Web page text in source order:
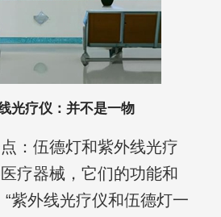
光疗仪：并不是一物
：伍德灯和紫外线光疗
疗器械，它们的功能和
紫外线光疗仪和伍德灯一